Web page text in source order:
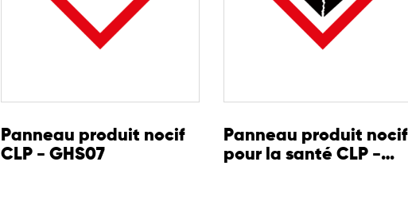
Panneau produit nocif
CLP - GHS07
Panneau produit nocif
pour la santé CLP -